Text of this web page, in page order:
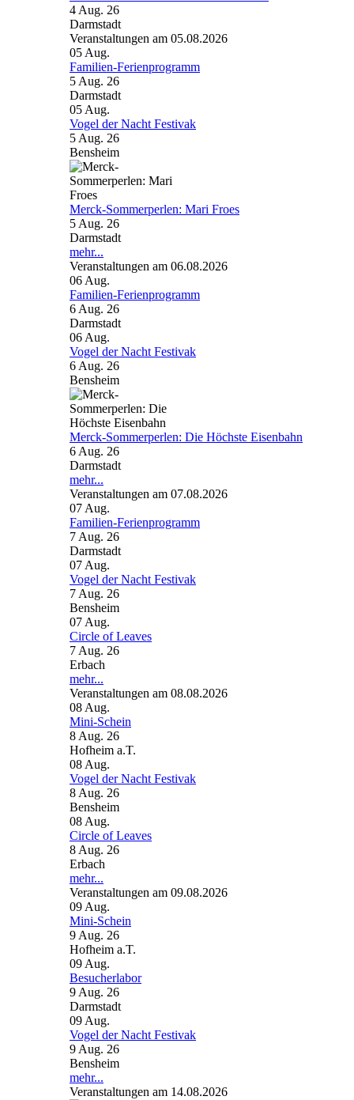
4 Aug. 26
Darmstadt
Veranstaltungen am 05.08.2026
05Aug.
Familien-Ferienprogramm
5 Aug. 26
Darmstadt
05Aug.
Vogel der Nacht Festivak
5 Aug. 26
Bensheim
Merck-Sommerperlen: Mari Froes
5 Aug. 26
Darmstadt
mehr...
Veranstaltungen am 06.08.2026
06Aug.
Familien-Ferienprogramm
6 Aug. 26
Darmstadt
06Aug.
Vogel der Nacht Festivak
6 Aug. 26
Bensheim
Merck-Sommerperlen: Die Höchste Eisenbahn
6 Aug. 26
Darmstadt
mehr...
Veranstaltungen am 07.08.2026
07Aug.
Familien-Ferienprogramm
7 Aug. 26
Darmstadt
07Aug.
Vogel der Nacht Festivak
7 Aug. 26
Bensheim
07Aug.
Circle of Leaves
7 Aug. 26
Erbach
mehr...
Veranstaltungen am 08.08.2026
08Aug.
Mini-Schein
8 Aug. 26
Hofheim a.T.
08Aug.
Vogel der Nacht Festivak
8 Aug. 26
Bensheim
08Aug.
Circle of Leaves
8 Aug. 26
Erbach
mehr...
Veranstaltungen am 09.08.2026
09Aug.
Mini-Schein
9 Aug. 26
Hofheim a.T.
09Aug.
Besucherlabor
9 Aug. 26
Darmstadt
09Aug.
Vogel der Nacht Festivak
9 Aug. 26
Bensheim
mehr...
Veranstaltungen am 14.08.2026